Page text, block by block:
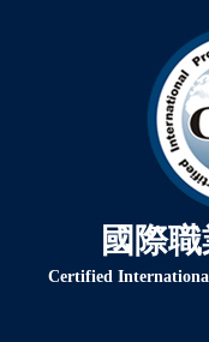
國際
Certified